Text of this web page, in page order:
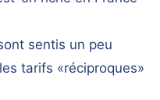
sentis un peu
tarifs «réciproques»